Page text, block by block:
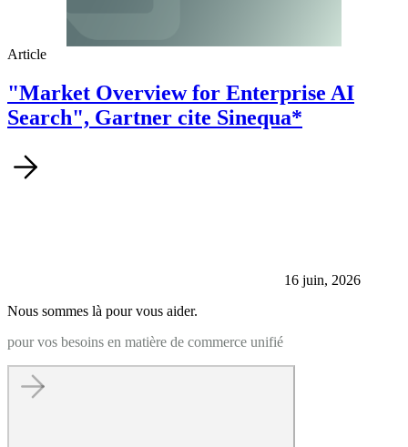
Article
"Market Overview for Enterprise AI
Search", Gartner cite Sinequa*
16 juin, 2026
Nous sommes là pour vous aider.
pour vos besoins en matière de commerce unifié